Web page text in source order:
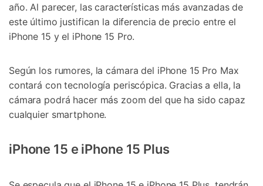
año. Al parecer, las características más avanzadas de
este último justifican la diferencia de precio entre el
iPhone 15 y el iPhone 15 Pro.
Según los rumores, la cámara del iPhone 15 Pro Max
contará con tecnología periscópica. Gracias a ella, la
cámara podrá hacer más zoom del que ha sido capaz
cualquier smartphone.
iPhone 15 e iPhone 15 Plus